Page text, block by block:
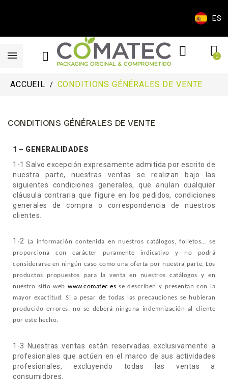
ES
ACCUEIL CONDITIONS GÉNÉRALES DE VENTE
CONDITIONS GÉNÉRALES DE VENTE
1 – GENERALIDADES
1-1 Salvo excepción expresamente admitida por escrito de
nuestra parte, nuestras ventas se realizan bajo las
siguientes condiciones generales, que anulan cualquier
cláusula contraria que figure en los pedidos, condiciones
generales de compra o correspondencia de nuestros
clientes.
1-2
La información contenida en nuestros catálogos, folletos… se
proporciona con carácter puramente indicativo y no podrá
considerarse en ningún caso como una oferta por nuestra parte. Los
productos propuestos para la venta en nuestros catálogos y en
nuestro sitio web www.comatec.es se describen y presentan con la
mayor exactitud. Si a pesar de todas las precauciones se hubieran
producido errores, no se deberá ninguna indemnización al cliente
por este hecho.
1-3 Nuestras ventas están reservadas exclusivamente a
profesionales que actúen en el marco de sus actividades
profesionales, excluyendo todas las ventas a
consumidores.